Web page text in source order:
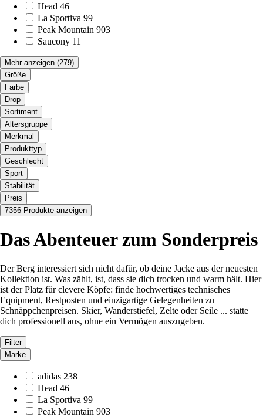
Head 46
La Sportiva 99
Peak Mountain 903
Saucony 11
Mehr anzeigen (279)
Größe
Farbe
Drop
Sortiment
Altersgruppe
Merkmal
Produkttyp
Geschlecht
Sport
Stabilität
Preis
7356 Produkte anzeigen
Das Abenteuer zum Sonderpreis
Der Berg interessiert sich nicht dafür, ob deine Jacke aus der neuesten
Kollektion ist. Was zählt, ist, dass sie dich trocken und warm hält. Hier
ist der Platz für clevere Köpfe: finde hochwertiges technisches
Equipment, Restposten und einzigartige Gelegenheiten zu
Schnäppchenpreisen. Skier, Wanderstiefel, Zelte oder Seile ... statte
dich professionell aus, ohne ein Vermögen auszugeben.
Filter
Marke
adidas 238
Head 46
La Sportiva 99
Peak Mountain 903